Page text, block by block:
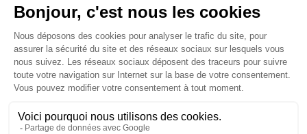
Liens utiles
Mémorial de la Shoah
Le camp des Milles
Yad Vashem France
Akadem
mahJ